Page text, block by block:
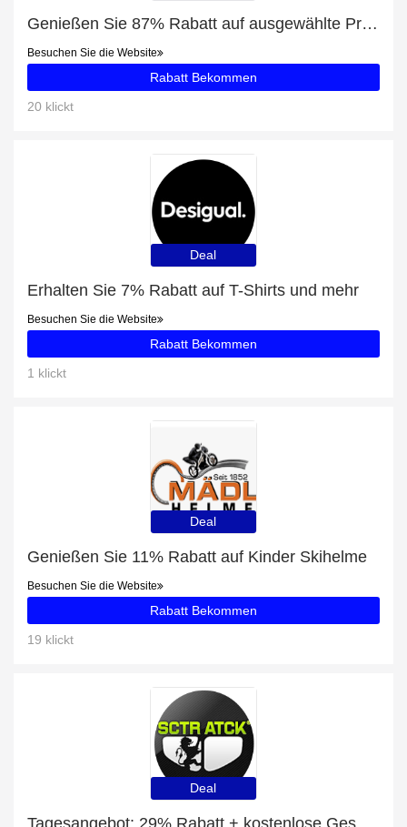
Genießen Sie 87% Rabatt auf ausgewählte Produkte
Besuchen Sie die Website
Rabatt Bekommen
20 klickt
Deal
Erhalten Sie 7% Rabatt auf T-Shirts und mehr
Besuchen Sie die Website
Rabatt Bekommen
1 klickt
Deal
Genießen Sie 11% Rabatt auf Kinder Skihelme
Besuchen Sie die Website
Rabatt Bekommen
19 klickt
Deal